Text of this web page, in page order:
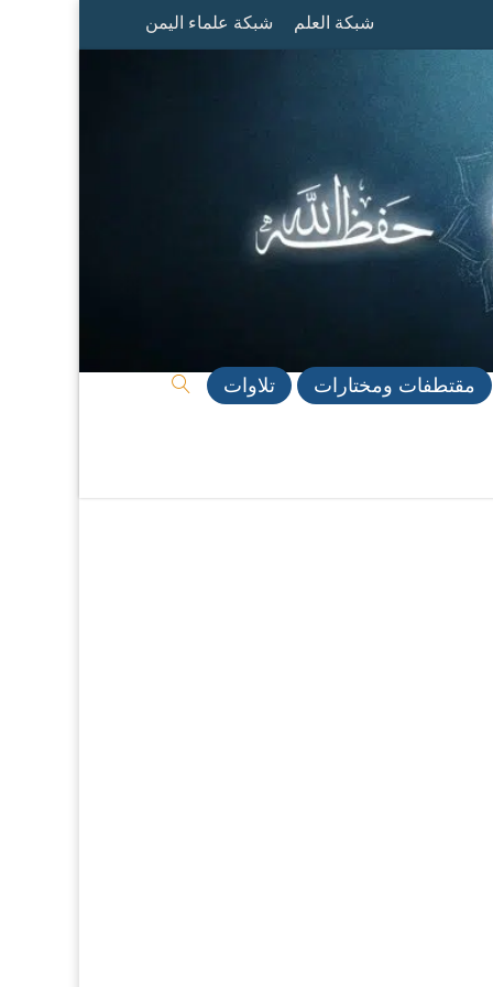
شبكة العلم شبكة علماء اليمن
مقتطفات ومختارات تلاوات